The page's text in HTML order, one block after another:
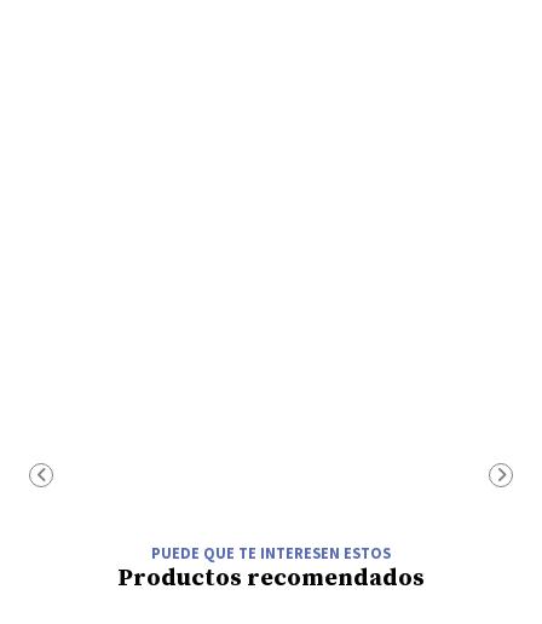
PUEDE QUE TE INTERESEN ESTOS
Productos recomendados